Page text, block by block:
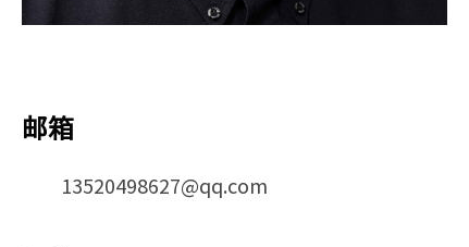
邮箱
13520498627@qq.com